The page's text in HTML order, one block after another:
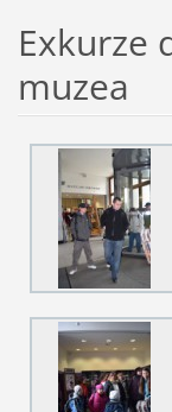
Exkurze
muzea